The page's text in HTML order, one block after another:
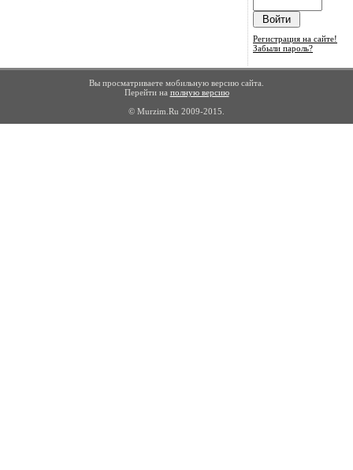
Регистрация на сайте!
Забыли пароль?
Вы просматриваете мобильную версию сайта.
Перейти на полную версию
© Murzim.Ru 2009-2015.